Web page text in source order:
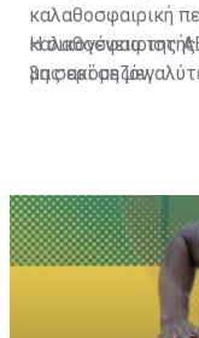
καλαθοσφαιρική
3η σερί σεζόν.
Η οικογένεια της
μας ακόμη